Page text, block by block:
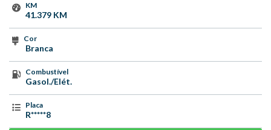
KM
41.379 KM
Cor
Branca
Combustível
Gasol./Elét.
Placa
R*****8